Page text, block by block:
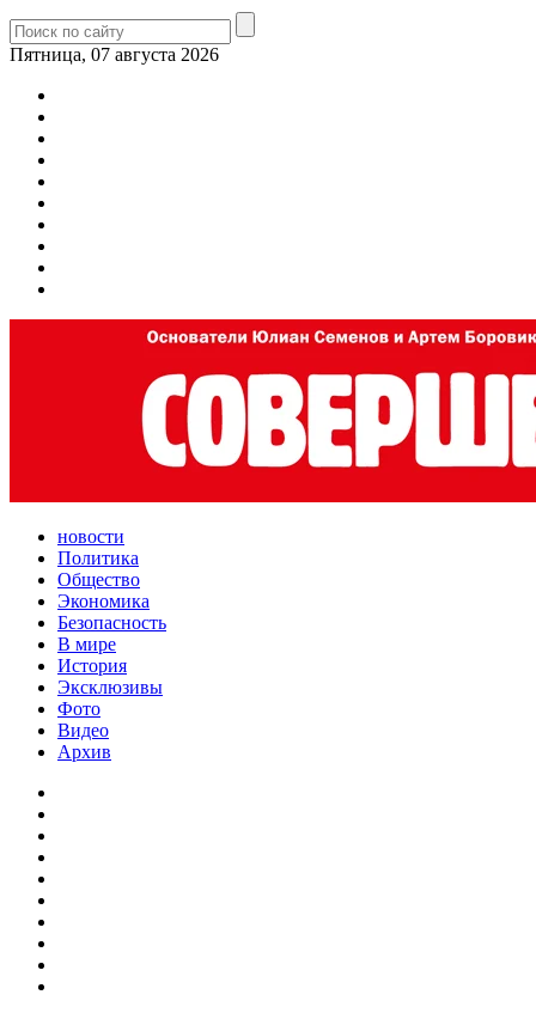
Пятница, 07 августа 2026
новости
Политика
Общество
Экономика
Безопасность
В мире
История
Эксклюзивы
Фото
Видео
Архив